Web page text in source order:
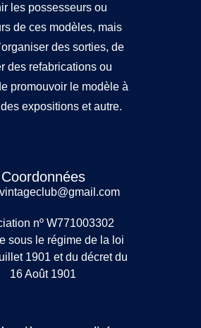
les possesseurs ou
de ces modèles, mais
des sorties, de
des refabrications ou
promouvoir le modèle à
expositions et autre.
Coordonnées
nº W771003302
sous le régime de la loi
1901 et du décret du
16 Août 1901